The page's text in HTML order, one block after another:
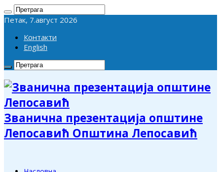
Петак, 7.август 2026
Контакти
English
Званична презентација општине
Лепосавић Општина Лепосавић